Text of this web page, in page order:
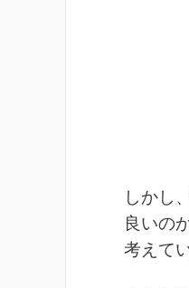
しかし
良いの
考えて